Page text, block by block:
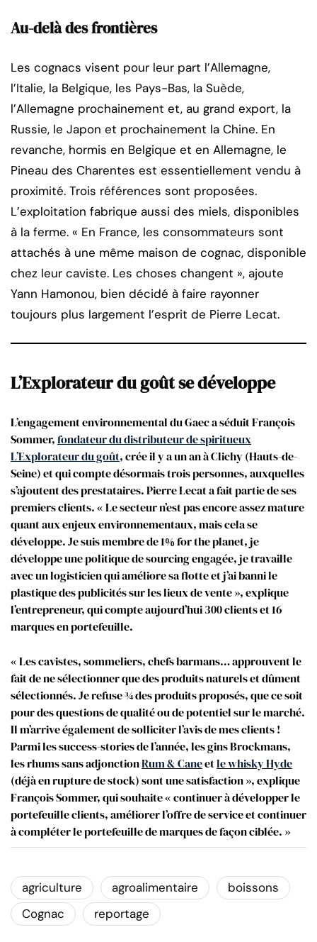
Au-delà des frontières
Les cognacs visent pour leur part l’Allemagne,
l’Italie, la Belgique, les Pays-Bas, la Suède,
l’Allemagne prochainement et, au grand export, la
Russie, le Japon et prochainement la Chine. En
revanche, hormis en Belgique et en Allemagne, le
Pineau des Charentes est essentiellement vendu à
proximité. Trois références sont proposées.
L’exploitation fabrique aussi des miels, disponibles
à la ferme. « En France, les consommateurs sont
attachés à une même maison de cognac, disponible
chez leur caviste. Les choses changent », ajoute
Yann Hamonou, bien décidé à faire rayonner
toujours plus largement l’esprit de Pierre Lecat.
L’Explorateur du goût se développe
L’engagement environnemental du Gaec a séduit François
Sommer,fondateur du distributeur de spiritueux
L’Explorateur du goût, crée il y a un an à Clichy (Hauts-de-
Seine) et qui compte désormais trois personnes, auxquelles
s’ajoutent des prestataires. Pierre Lecat a fait partie de ses
premiers clients. « Le secteur n’est pas encore assez mature
quant aux enjeux environnementaux, mais cela se
développe. Je suis membre de 1% for the planet, je
développe une politique de sourcing engagée, je travaille
avec un logisticien qui améliore sa flotte et j’ai banni le
plastique des publicités sur les lieux de vente », explique
l’entrepreneur, qui compte aujourd’hui 300 clients et 16
marques en portefeuille.
« Les cavistes, sommeliers, chefs barmans… approuvent le
fait de ne sélectionner que des produits naturels et dûment
sélectionnés. Je refuse ¾ des produits proposés, que ce soit
pour des questions de qualité ou de potentiel sur le marché.
Il m’arrive également de solliciter l’avis de mes clients !
Parmi les success-stories de l’année, les gins Brockmans,
les rhums sans adjonctionRum & Caneetle whisky Hyde
(déjà en rupture de stock) sont une satisfaction », explique
François Sommer, qui souhaite « continuer à développer le
portefeuille clients, améliorer l’offre de service et continuer
à compléter le portefeuille de marques de façon ciblée. »
agriculture agroalimentaire
boissons
Cognac
reportage